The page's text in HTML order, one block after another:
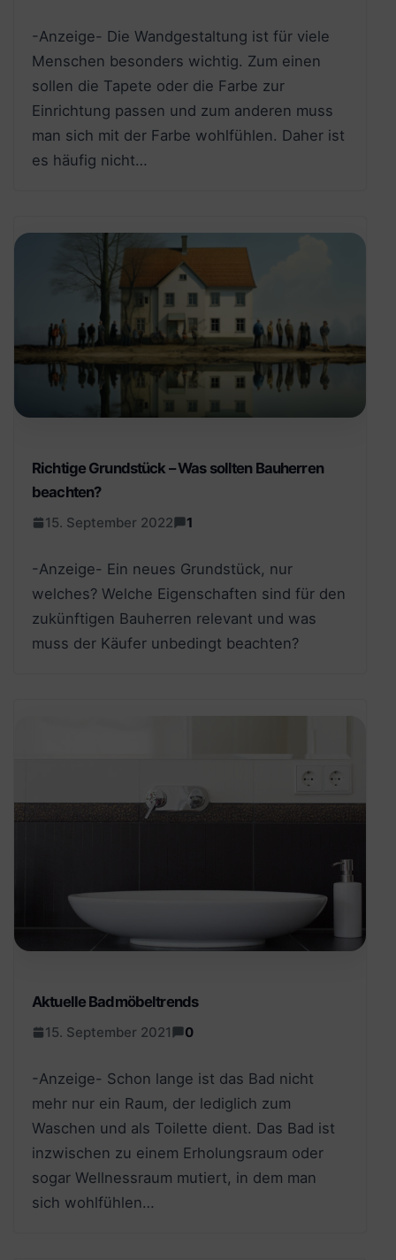
-Anzeige- Die Wandgestaltung ist für viele
Menschen besonders wichtig. Zum einen
sollen die Tapete oder die Farbe zur
Einrichtung passen und zum anderen muss
man sich mit der Farbe wohlfühlen. Daher ist
es häufig nicht…
Richtige Grundstück – Was sollten Bauherren
beachten?
15. September 2022 1
-Anzeige- Ein neues Grundstück, nur
welches? Welche Eigenschaften sind für den
zukünftigen Bauherren relevant und was
muss der Käufer unbedingt beachten?
Aktuelle Badmöbeltrends
15. September 2021 0
-Anzeige- Schon lange ist das Bad nicht
mehr nur ein Raum, der lediglich zum
Waschen und als Toilette dient. Das Bad ist
inzwischen zu einem Erholungsraum oder
sogar Wellnessraum mutiert, in dem man
sich wohlfühlen…